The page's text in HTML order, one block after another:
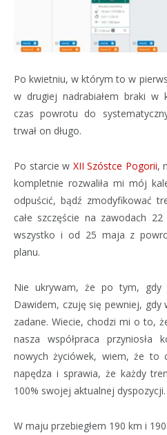
Po kwietniu, w którym to w
w drugiej nadrabiałem braki w
czas powrotu do
trwał on długo.
Po starcie w XII Szóstce Pogorii,
kompletnie rozwaliła mi mój
odpuścić, bądź zmodyfikować
całe szczęście na zawodach
wszystko i od 25 maja z
planu.
Nie ukrywam, że po tym, gdy
Dawidem, czuję się pewniej,
zadane. Wiecie, chodzi mi o to,
nasza współpraca
nowych życiówek, wiem, że to
napędza i sprawia, że każdy
100% swojej aktualnej dyspozycji.
W maju przebiegłem 190 km i